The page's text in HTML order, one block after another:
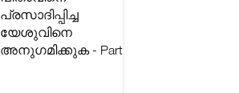
പ്രസാദിപ്പിച്ച
യേശുവിനെ
അനുഗമിക്കുക - Part